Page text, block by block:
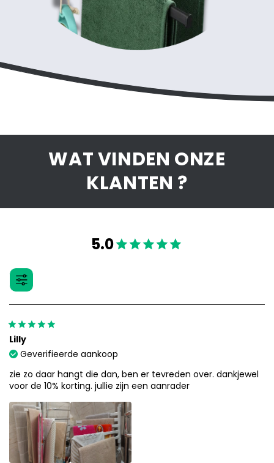
WAT VINDEN ONZE
KLANTEN ?
5.0
Lilly
Geverifieerde aankoop
zie zo daar hangt die dan, ben er tevreden over. dankjewel
voor de 10% korting. jullie zijn een aanrader